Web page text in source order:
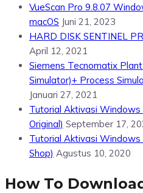
VueScan Pro 9.8.07
macOS Juni 21, 2023
HARD DISK SENTINEL
April 12, 2021
Siemens Tecnomatix
Simulator)+ Process
Januari 27, 2021
Tutorial Aktivasi
Original) September 17,
Tutorial Aktivasi Windows
Shop) Agustus 10, 2020
How To